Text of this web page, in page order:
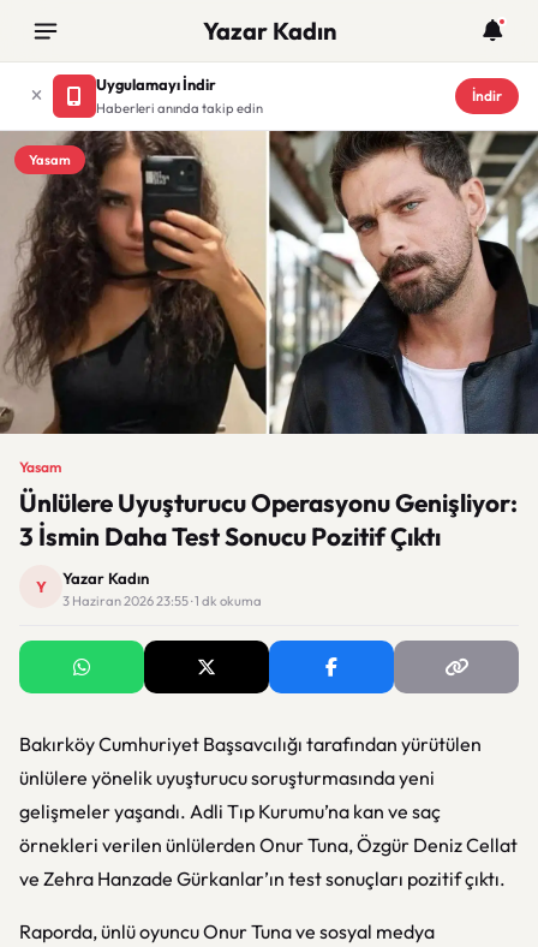
Yazar Kadın
Uygulamayı İndir
Haberleri anında takip edin
İndir
Yasam
Yasam
Ünlülere Uyuşturucu Operasyonu Genişliyor:
3 İsmin Daha Test Sonucu Pozitif Çıktı
Y Yazar Kadın
3 Haziran 2026 23:55 · 1 dk okuma
Bakırköy Cumhuriyet Başsavcılığı tarafından yürütülen
ünlülere yönelik uyuşturucu soruşturmasında yeni
gelişmeler yaşandı. Adli Tıp Kurumu’na kan ve saç
örnekleri verilen ünlülerden Onur Tuna, Özgür Deniz Cellat
ve Zehra Hanzade Gürkanlar’ın test sonuçları pozitif çıktı.
Raporda, ünlü oyuncu Onur Tuna ve sosyal medya